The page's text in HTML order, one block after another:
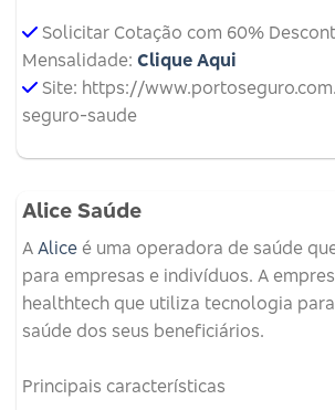
Solicitar Cotação com 60%
Mensalidade: Clique Aqui
Site: https://
seguro-saude
Alice Saúde
A Alice é uma operadora de saúde
para empresas e indivíduos. A
healthtech que utiliza tecnologia
saúde dos seus beneficiários.
Principais características